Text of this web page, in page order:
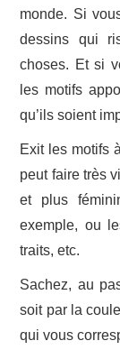
monde. Si
dessins qui
choses. Et si
les motifs
qu’ils soient
Exit les motifs
peut faire très
et plus
exemple, ou
traits, etc.
Sachez, au
soit par la
qui vous